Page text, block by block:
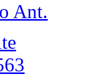
Ant.